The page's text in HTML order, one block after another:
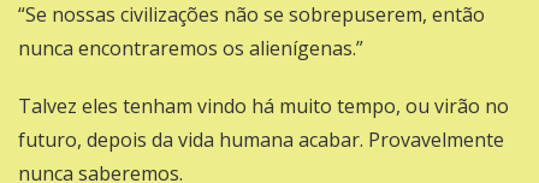
“Se nossas civilizações não se sobrepuserem, então
nunca encontraremos os alienígenas.”
Talvez eles tenham vindo há muito tempo, ou virão no
futuro, depois da vida humana acabar. Provavelmente
nunca saberemos.